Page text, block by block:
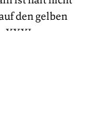
den gelben